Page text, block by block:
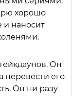
хорошо
и наносит
Он
перевести его
Он ни разу